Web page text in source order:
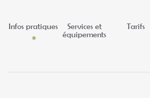
Infos pratiques
Services et
équipements
Tarifs